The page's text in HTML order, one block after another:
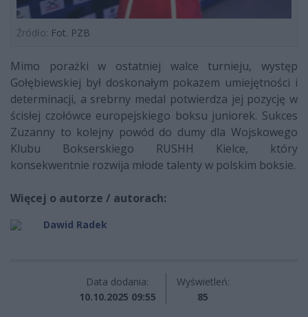
Źródło: Fot. PZB
Mimo porażki w ostatniej walce turnieju, występ
Gołębiewskiej był doskonałym pokazem umiejętności i
determinacji, a srebrny medal potwierdza jej pozycję w
ścisłej czołówce europejskiego boksu juniorek. Sukces
Zuzanny to kolejny powód do dumy dla Wojskowego
Klubu Bokserskiego RUSHH Kielce, który
konsekwentnie rozwija młode talenty w polskim boksie.
Więcej o autorze / autorach:
Dawid Radek
Data dodania:
10.10.2025 09:55
Wyświetleń:
85